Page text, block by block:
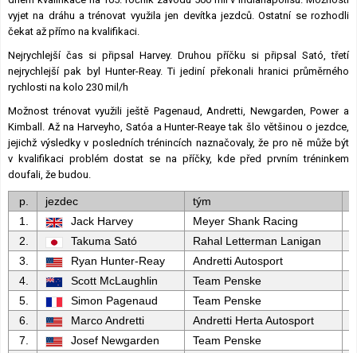
vyjet na dráhu a trénovat využila jen devítka jezdců. Ostatní se rozhodli
čekat až přímo na kvalifikaci.
Nejrychlejší čas si připsal Harvey. Druhou příčku si připsal Sató, třetí
nejrychlejší pak byl Hunter-Reay. Ti jediní překonali hranici průměrného
rychlosti na kolo 230 mil/h
Možnost trénovat využili ještě Pagenaud, Andretti, Newgarden, Power a
Kimball. Až na Harveyho, Satóa a Hunter-Reaye tak šlo většinou o jezdce,
jejichž výsledky v posledních trénincích naznačovaly, že pro ně může být
v kvalifikaci problém dostat se na příčky, kde před prvním tréninkem
doufali, že budou.
p. jezdec tým
1.
Jack Harvey Meyer Shank Racing
2.
Takuma Sató Rahal Letterman Lanigan
3.
Ryan Hunter-Reay Andretti Autosport
4.
Scott McLaughlin Team Penske
5.
Simon Pagenaud Team Penske
6.
Marco Andretti Andretti Herta Autosport
7.
Josef Newgarden Team Penske